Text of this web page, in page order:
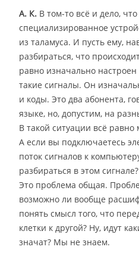
А. К. В том-то всё и дело,
специализированное
из таламуса. И пусть ему,
разбираться, что
равно изначально
такие сигналы. Он
и коды. Это два абонента,
языке, но, допустим, на
В такой ситуации всё равно
А если вы подключаетесь
поток сигналов к
разбираться в этом сигнале?
Это проблема общая.
возможно ли вообще
понять смысл того, что
клетки к другой? Ну, идут
значат? Мы не знаем.